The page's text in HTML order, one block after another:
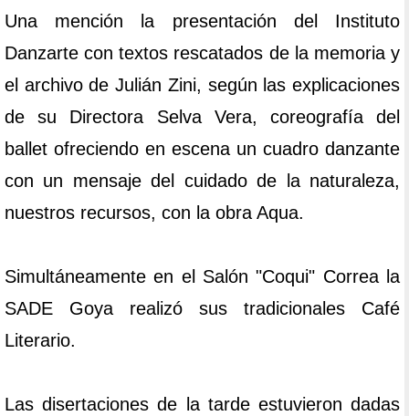
Una mención la presentación del Instituto
Danzarte con textos rescatados de la memoria y
el archivo de Julián Zini, según las explicaciones
de su Directora Selva Vera, coreografía del
ballet ofreciendo en escena un cuadro danzante
con un mensaje del cuidado de la naturaleza,
nuestros recursos, con la obra Aqua.
Simultáneamente en el Salón "Coqui" Correa la
SADE Goya realizó sus tradicionales Café
Literario.
Las disertaciones de la tarde estuvieron dadas